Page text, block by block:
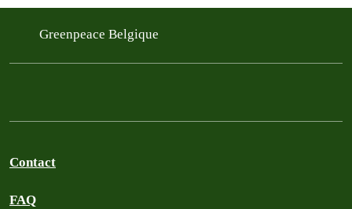
Greenpeace Belgique
Contact
FAQ